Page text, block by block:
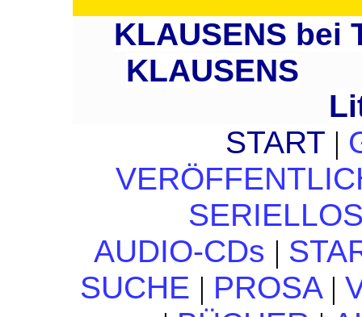
KLAUSENS bei
KLAUSENS
START |
AUDIO-CDs |
SUCHE | PROSA |